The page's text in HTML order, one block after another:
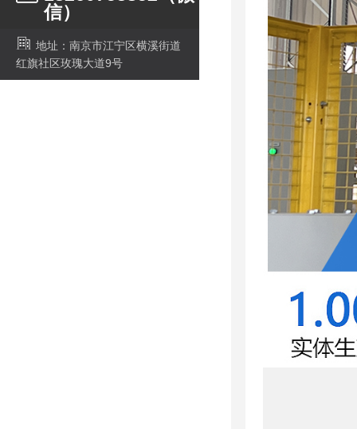
信）
地址：南京市江宁区横溪街道
红旗社区玫瑰大道9号